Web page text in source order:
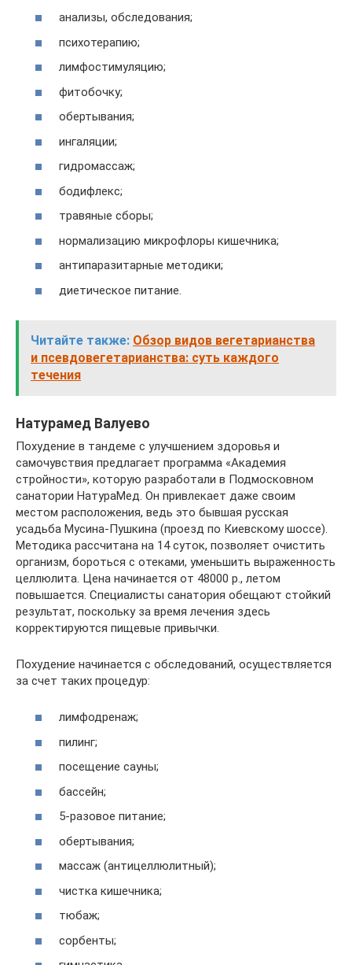
анализы, обследования;
психотерапию;
лимфостимуляцию;
фитобочку;
обертывания;
ингаляции;
гидромассаж;
бодифлекс;
травяные сборы;
нормализацию микрофлоры кишечника;
антипаразитарные методики;
диетическое питание.
Читайте также: Обзор видов вегетарианства
и псевдовегетарианства: суть каждого
течения
Натурамед Валуево
Похудение в тандеме с улучшением здоровья и
самочувствия предлагает программа «Академия
стройности», которую разработали в Подмосковном
санатории НатураМед. Он привлекает даже своим
местом расположения, ведь это бывшая русская
усадьба Мусина-Пушкина (проезд по Киевскому шоссе).
Методика рассчитана на 14 суток, позволяет очистить
организм, бороться с отеками, уменьшить выраженность
целлюлита. Цена начинается от 48000 р., летом
повышается. Специалисты санатория обещают стойкий
результат, поскольку за время лечения здесь
корректируются пищевые привычки.
Похудение начинается с обследований, осуществляется
за счет таких процедур:
лимфодренаж;
пилинг;
посещение сауны;
бассейн;
5-разовое питание;
обертывания;
массаж (антицеллюлитный);
чистка кишечника;
тюбаж;
сорбенты;